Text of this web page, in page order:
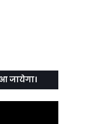
आ जायेगा।